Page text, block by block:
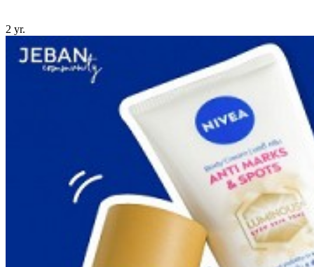
2 yr.